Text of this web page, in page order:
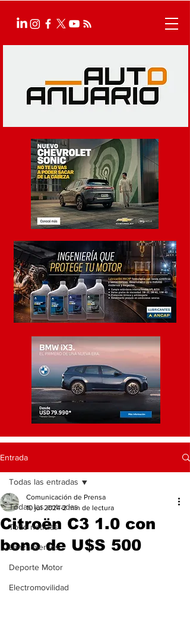
Entrada
Todas las entradas
Todo noticias
Lanzamientos
Deporte Motor
Electromovilidad
Todas las entradas
Citroën C3 1.0 con
bono de U$S 500
Comunicación de Prensa
10 jul 2024 2 min de lectura